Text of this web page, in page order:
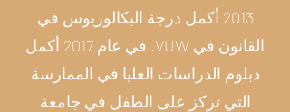
2013 أكمل درجة البكالوريوس في
القانون في VUW. في عام 2017 أكمل
دبلوم الدراسات العليا في الممارسة
التي تركز على الطفل في جامعة